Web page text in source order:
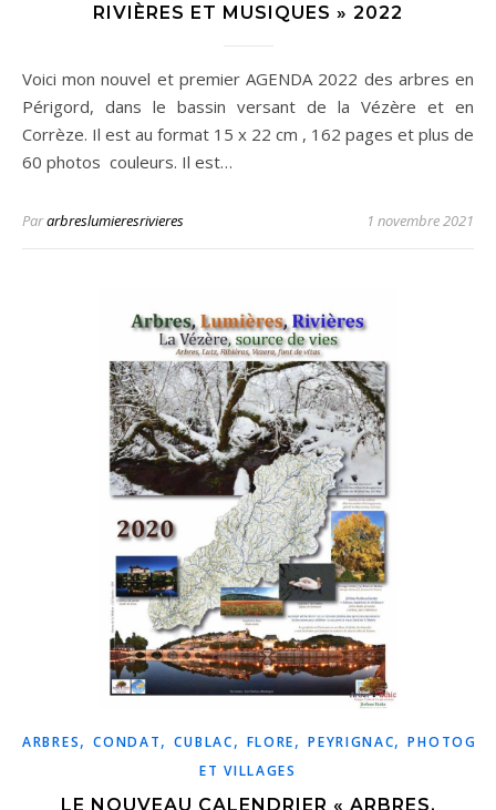
RIVIÈRES ET MUSIQUES » 2022
Voici mon nouvel et premier AGENDA 2022 des arbres en
Périgord, dans le bassin versant de la Vézère et en
Corrèze. Il est au format 15 x 22 cm , 162 pages et plus de
60 photos couleurs. Il est…
Pararbreslumieresrivieres 1 novembre 2021
ARBRES,CONDAT,CUBLAC, FLORE,PEYRIGNAC,
ET VILLAGES
LE NOUVEAU CALENDRIER « ARBRES,